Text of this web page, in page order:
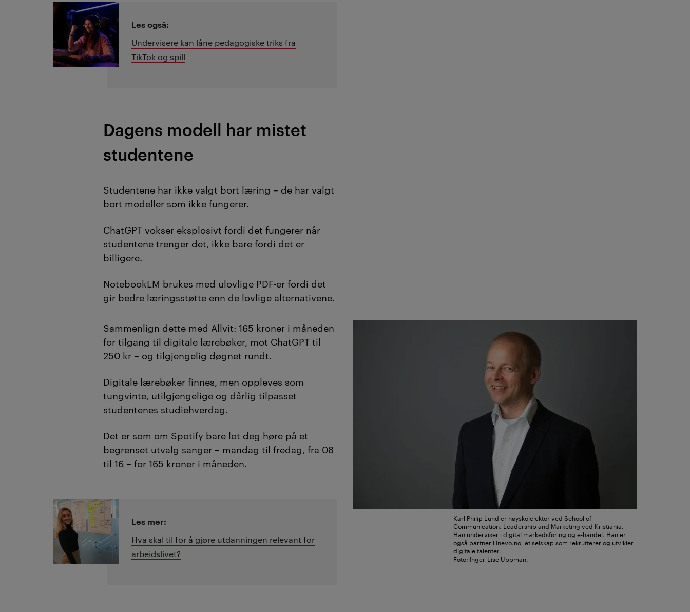
Les også:
Undervisere kan låne pedagogiske triks fra
TikTok og spill
Dagens modell har mistet
studentene
Studentene har ikke valgt bort læring – de har valgt
bort modeller som ikke fungerer.
ChatGPT vokser eksplosivt fordi det fungerer når
studentene trenger det, ikke bare fordi det er
billigere.
NotebookLM brukes med ulovlige PDF-er fordi det
gir bedre læringsstøtte enn de lovlige alternativene.
Karl Philip Lund er høyskolelektor ved School of
Communication, Leadership and Marketing ved Kristiania.
Han underviser i digital markedsføring og e-handel. Han er
også partner i Inevo.no, et selskap som rekrutterer og utvikler
digitale talenter.
Foto: Inger-Lise Uppman.
Sammenlign dette med Allvit: 165 kroner i måneden
for tilgang til digitale lærebøker, mot ChatGPT til
250 kr – og tilgjengelig døgnet rundt.
Digitale lærebøker finnes, men oppleves som
tungvinte, utilgjengelige og dårlig tilpasset
studentenes studiehverdag.
Det er som om Spotify bare lot deg høre på et
begrenset utvalg sanger – mandag til fredag, fra 08
til 16 – for 165 kroner i måneden.
Les mer:
Hva skal til for å gjøre utdanningen relevant for
arbeidslivet?